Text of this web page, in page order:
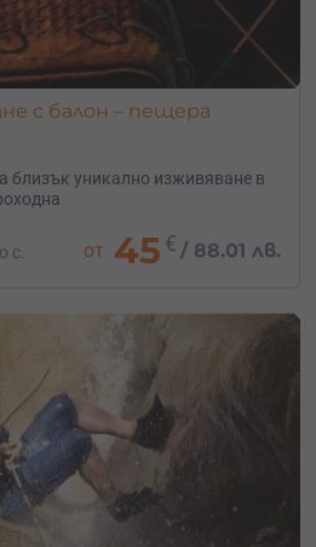
с балон – пещера
близък уникално изживяване в
с.
от 45 € / 88.01 лв.